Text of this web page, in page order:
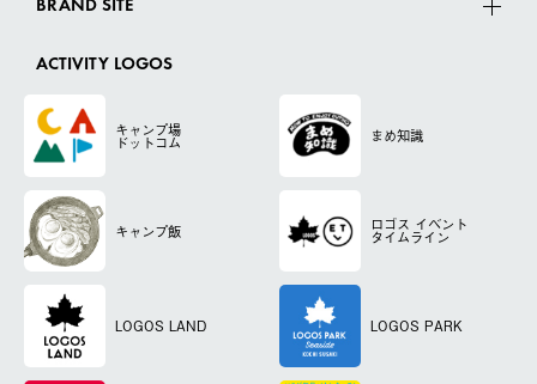
BRAND SITE
ACTIVITY LOGOS
キャンプ場
ドットコム まめ知識
キャンプ飯 ロゴス イベント
タイムライン
LOGOS LAND LOGOS PARK